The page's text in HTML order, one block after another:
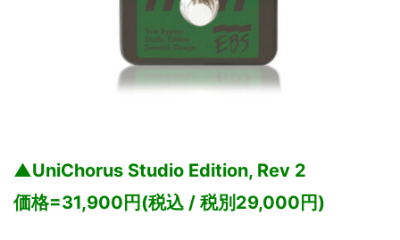
▲UniChorus Studio Edition, Rev 2
価格=31,900円(税込 / 税別29,000円)